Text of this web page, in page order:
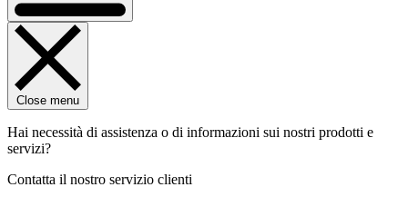
Close menu
Hai necessità di assistenza o di informazioni sui nostri prodotti e
servizi?
Contatta il nostro servizio clienti